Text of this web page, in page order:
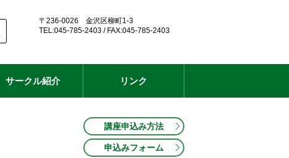
ウ
ウ
〒236-0026 金沢区柳町1-3
TEL:045-785-2403 / FAX:045-785-2403
サークル紹介 リンク
講座申込み方法
申込みフォーム